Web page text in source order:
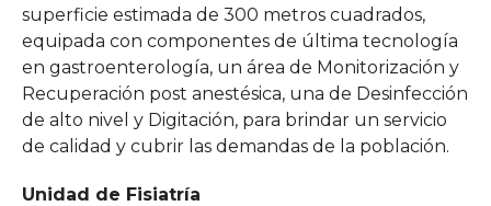
superficie estimada de 300 metros cuadrados,
equipada con componentes de última tecnología
en gastroenterología, un área de Monitorización y
Recuperación post anestésica, una de Desinfección
de alto nivel y Digitación, para brindar un servicio
de calidad y cubrir las demandas de la población.
Unidad de Fisiatría